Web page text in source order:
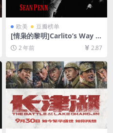
欧美 豆瓣榜单
[情枭的黎明]Carlito’s Way (1
993)[百度网盘+夸克网盘1080
P超清未删减资源][网盘在线播
放/下载][MP4/9.6GB][中文字
幕]
2 年前 2.87